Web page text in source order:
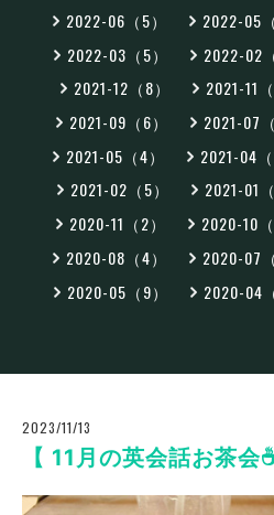
2022-06（5）
2022-05
2022-03（5）
2022-02
2021-12（8）
2021-11（
2021-09（6）
2021-07（
2021-05（4）
2021-04（
2021-02（5）
2021-01（
2020-11（2）
2020-10（
2020-08（4）
2020-07
2020-05（9）
2020-04
2023/11/13
【 11月の英会話お茶会